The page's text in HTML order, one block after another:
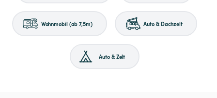
Wohnmobil (ab 7,5m) Auto & Dachzelt
Auto & Zelt